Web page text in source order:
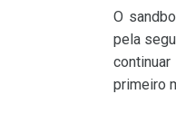
O
pela
primeiro